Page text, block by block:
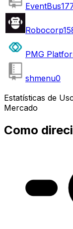
EventBus
Robocorp
PMG
shmenu0
Estatísticas de
Mercado
Como